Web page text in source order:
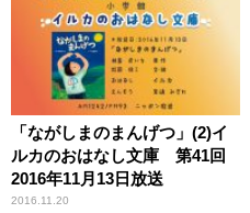
「ながしまのまんげつ」(2)イ
ルカのおはなし文庫 第41回
2016年11月13日放送
2016.11.20